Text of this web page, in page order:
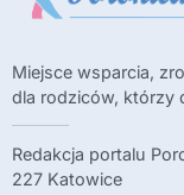
Miejsce wsparcia,
dla rodziców, którzy
Redakcja portalu
227 Katowice